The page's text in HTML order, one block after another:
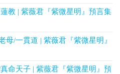
教 | 紫薇君『紫微星明』預言集
母/一貫道 | 紫薇君『紫微星明』
命天子 | 紫薇君『紫微星明』預